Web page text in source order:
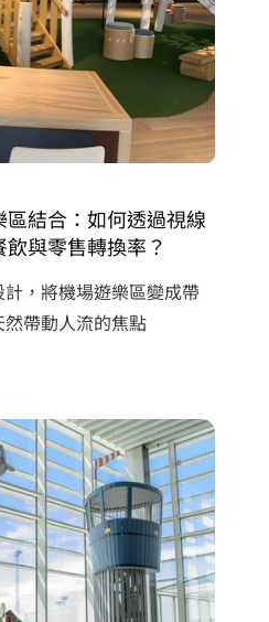
結合：如何透過視線
與零售轉換率？
，將機場遊樂區變成帶
帶動人流的焦點